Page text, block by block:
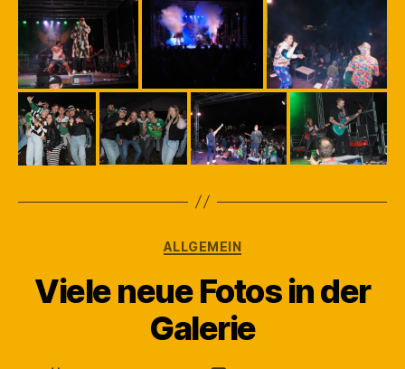
Kategorien
ALLGEMEIN
Viele neue Fotos in der
Galerie
V
o
n